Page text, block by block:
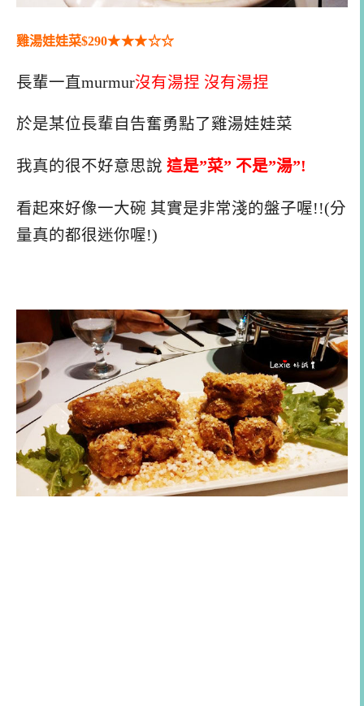
雞湯娃娃菜$290★★★☆☆
長輩一直murmur沒有湯捏 沒有湯捏
於是某位長輩自告奮勇點了雞湯娃娃菜
我真的很不好意思說 這是”菜” 不是”湯”!
看起來好像一大碗 其實是非常淺的盤子喔!!(分
量真的都很迷你喔!)